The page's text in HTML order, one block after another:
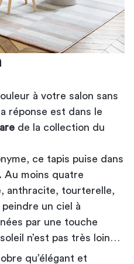
à votre salon sans
réponse est dans le
de la collection du
ce tapis puise dans
Au moins quatre
anthracite, tourterelle,
un ciel à
par une touche
n’est pas très loin…
qu’élégant et